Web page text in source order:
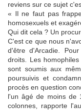
reviens sur ce sujet
« Il ne faut pas
homosexuels et
Qui dit cela ? Un
C'est ce que nous
d'être d'Arcadie.
droits. Les
sont soumis aux
poursuivis et
procès en question
l'un âgé de moins de
colonnes, rapporte